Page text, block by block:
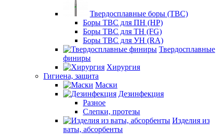
Твердосплавные боры (ТВС)
Боры ТВС для ПН (HP)
Боры ТВС для ТН (FG)
Боры ТВС для УН (RA)
Твердосплавные
финиры
Хирургия
Гигиена, защита
Маски
Дезинфекция
Разное
Слепки, протезы
Изделия из
ваты, абсорбенты